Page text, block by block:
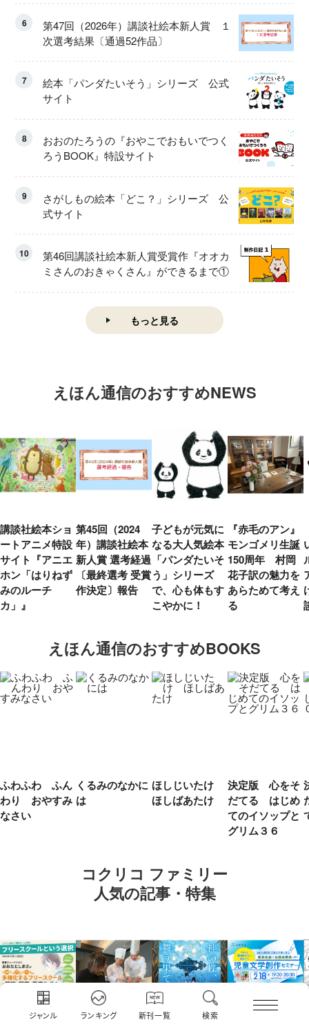
ジャンル ランキング 新刊一覧 検索
6
第47回（2026年）講談社絵本新人賞 １
次選考結果〔通過52作品〕
7
絵本「パンダたいそう」シリーズ 公式
サイト
8
おおのたろうの『おやこでおもいでつく
ろうBOOK』特設サイト
9
さがしもの絵本「どこ？」シリーズ 公
式サイト
10
第46回講談社絵本新人賞受賞作『オオカ
ミさんのおきゃくさん』ができるまで①
もっと見る
えほん通信のおすすめNEWS
講談社絵本ショ
ートアニメ特設
サイト『アニエ
ホン「はりねず
みのルーチ
カ」』
第45回（2024
年）講談社絵本
新人賞 選考経過
〔最終選考 受賞
作決定〕報告
子どもが元気に
なる大人気絵本
「パンダたいそ
う」シリーズ
で、心も体もす
こやかに！
『赤毛のアン』
モンゴメリ生誕
150周年 村岡
花子訳の魅力を
あらためて考え
る
えほん通信のおすすめBOOKS
ふわふわ ふん
わり おやすみ
なさい
くるみのなかに
は
ほしじいたけ
ほしばあたけ
決定版 心をそ
だてる はじめ
てのイソップと
グリム３６
コクリコ ファミリー
人気の記事・特集